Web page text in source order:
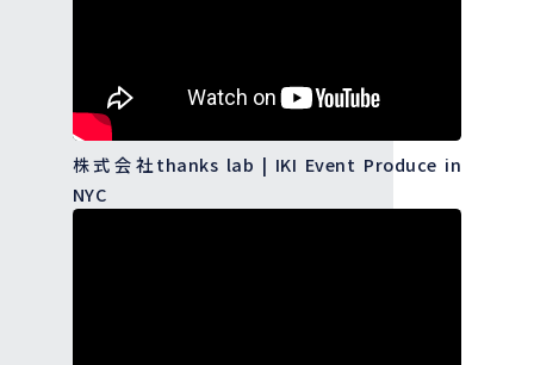
株式会社thanks lab | IKI Event Produce in
NYC